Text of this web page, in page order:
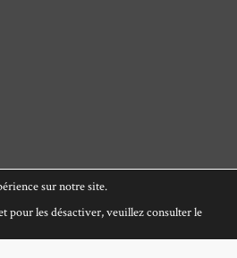
sur notre site.
pour les désactiver, veuillez consulter le